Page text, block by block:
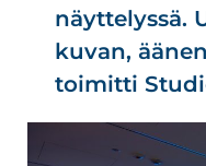
näyttelyssä.
kuvan,
toimitti